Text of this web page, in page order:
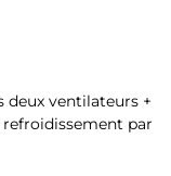
deux ventilateurs +
par